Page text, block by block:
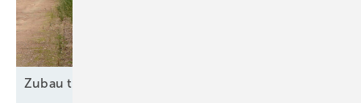
Zubau trotz